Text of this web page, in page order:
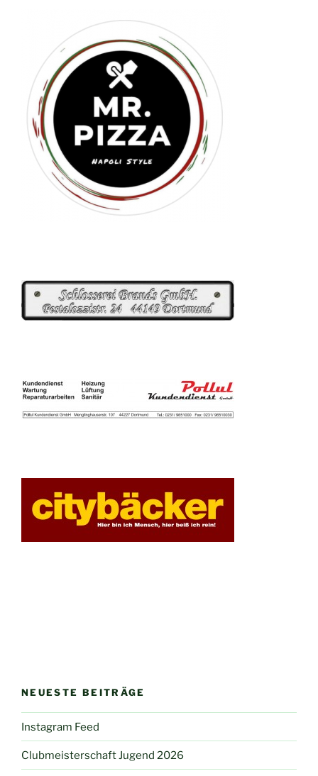
NEUESTE BEITRÄGE
Instagram Feed
Clubmeisterschaft Jugend 2026